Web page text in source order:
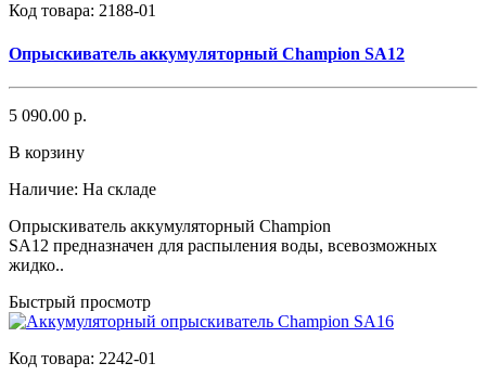
Код товара: 2188-01
Опрыскиватель аккумуляторный Champion SA12
5 090.00 р.
В корзину
Наличие: На складе
Опрыскиватель аккумуляторный Champion
SA12 предназначен для распыления воды, всевозможных
жидко..
Быстрый просмотр
Код товара: 2242-01